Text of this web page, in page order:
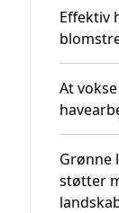
Effektiv
At
Grønne
støtter